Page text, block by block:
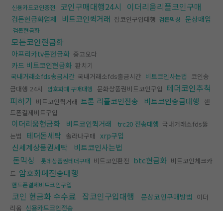
신용카드코인충전 코인구매대행24시 이더리움리플코인구매
검돈현금화업체 비트코인퀵거래 잡코인구입대행 검돈믹싱 문상매입
검돈현금화
모든코인현금화
아프리카tv돈현금화 중고오다
카드 비트코인현금화 환치기
국내거래소fds송금시간 국내거래소fds출금시간 비트코인사는법 코인송
금대행 24시
암호화폐 구매대행 문화상품권비트코인구입 테더코인추척
피하기 비트코인퀵거래 트론 리플코인전송 비트코인송금대행
핸
드폰결제비트구입
이더리움현금화 비트코인퀵거래 trc20 전송대행 국내거래소fds뚫
는법
테더돈세탁 솔라나구매 xrp구입
신세계상품권세탁 비트코인사는법
돈믹싱 롯데상품권테더구매 비트코인환전 btc현금화 비트코인체크카
드 암호화폐전송대행
핸드폰결제비트코인구입
코인 현금화 수수료 잡코인구입대행 문상코인구매방법 이더
리움 신용카드코인전송